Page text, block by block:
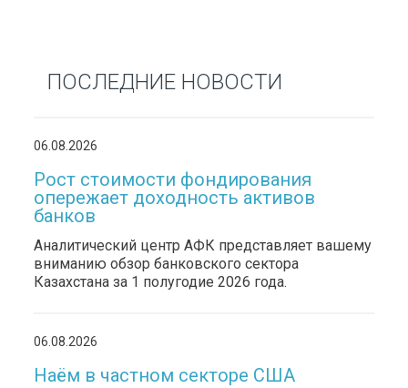
ПОСЛЕДНИЕ НОВОСТИ
06.08.2026
Рост стоимости фондирования
опережает доходность активов
банков
Аналитический центр АФК представляет вашему
вниманию обзор банковского сектора
Казахстана за 1 полугодие 2026 года.
06.08.2026
Наём в частном секторе США